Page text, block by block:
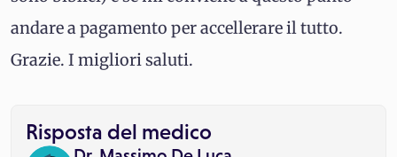
andare a pagamento per accellerare il tutto.
Grazie. I migliori saluti.
Risposta del medico